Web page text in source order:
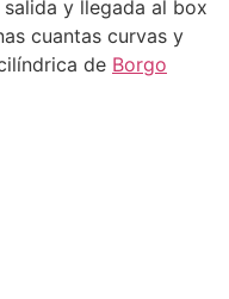
y llegada al box
cuantas curvas y
de Borgo